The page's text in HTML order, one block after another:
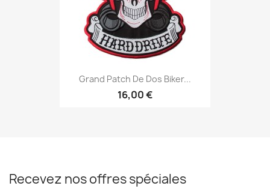
Grand Patch De Dos Biker...
16,00 €
Recevez nos offres spéciales